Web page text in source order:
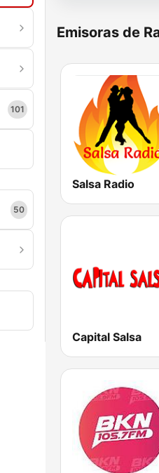
101
50
Emisoras de
Salsa Radio
Capital Salsa